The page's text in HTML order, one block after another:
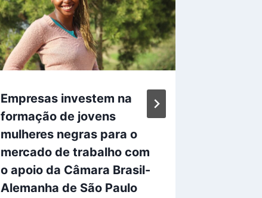
Empresas investem na
formação de jovens
mulheres negras para o
mercado de trabalho com
o apoio da Câmara Brasil-
Alemanha de São Paulo